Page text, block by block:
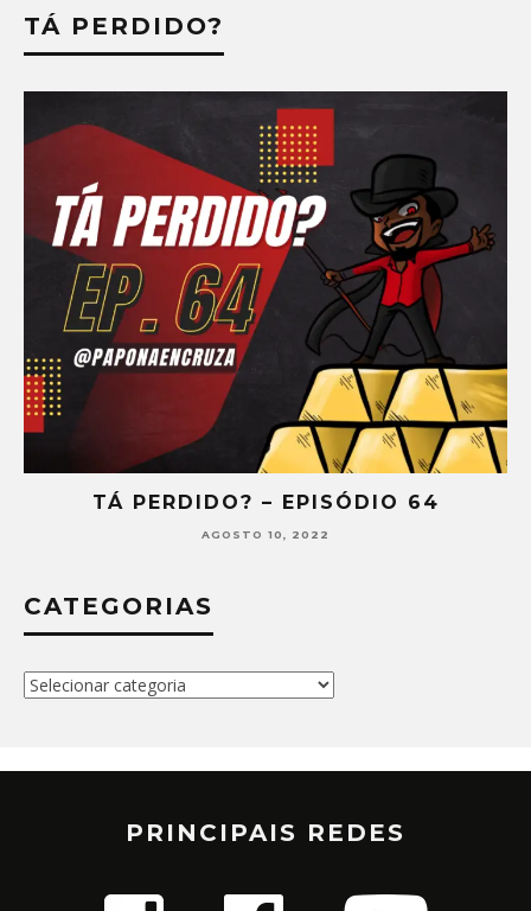
TÁ PERDIDO?
TÁ PERDIDO? – EPISÓDIO 64
AGOSTO 10, 2022
CATEGORIAS
Categorias
PRINCIPAIS REDES